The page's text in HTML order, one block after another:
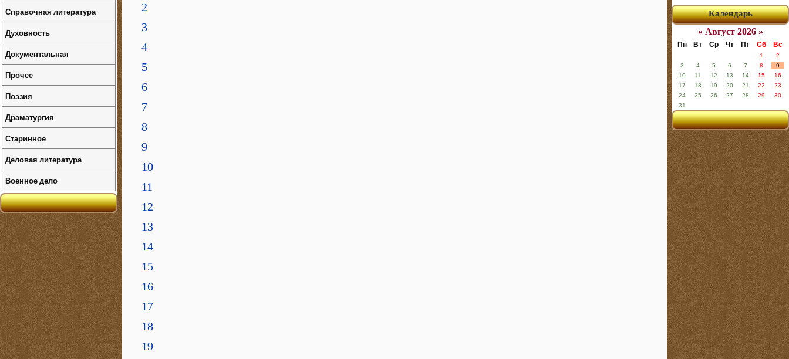
2
3
4
5
6
7
8
9
10
11
12
13
14
15
16
17
18
19
Календарь
« Август 2026 »
Пн Вт Ср Чт Пт Сб Вс
1
2
3
4 5 6 7 8
9
10
11 12 13 14 15
16
17
18 19 20 21 22
23
24
25 26 27 28 29
30
31
Справочная литература
Духовность
Документальная
Прочее
Поэзия
Драматургия
Старинное
Деловая литература
Военное дело